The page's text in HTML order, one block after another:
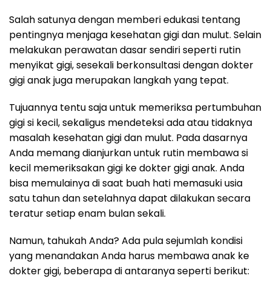
Salah satunya dengan memberi edukasi tentang
pentingnya menjaga kesehatan gigi dan mulut. Selain
melakukan perawatan dasar sendiri seperti rutin
menyikat gigi, sesekali berkonsultasi dengan dokter
gigi anak juga merupakan langkah yang tepat.
Tujuannya tentu saja untuk memeriksa pertumbuhan
gigi si kecil, sekaligus mendeteksi ada atau tidaknya
masalah kesehatan gigi dan mulut. Pada dasarnya
Anda memang dianjurkan untuk rutin membawa si
kecil memeriksakan gigi ke dokter gigi anak. Anda
bisa memulainya di saat buah hati memasuki usia
satu tahun dan setelahnya dapat dilakukan secara
teratur setiap enam bulan sekali.
Namun, tahukah Anda? Ada pula sejumlah kondisi
yang menandakan Anda harus membawa anak ke
dokter gigi, beberapa di antaranya seperti berikut: